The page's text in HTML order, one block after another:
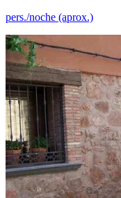
pers./noche (aprox.)